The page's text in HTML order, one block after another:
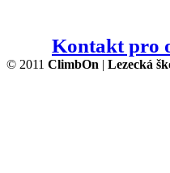
Kontakt pro
© 2011 ClimbOn | Lezecká